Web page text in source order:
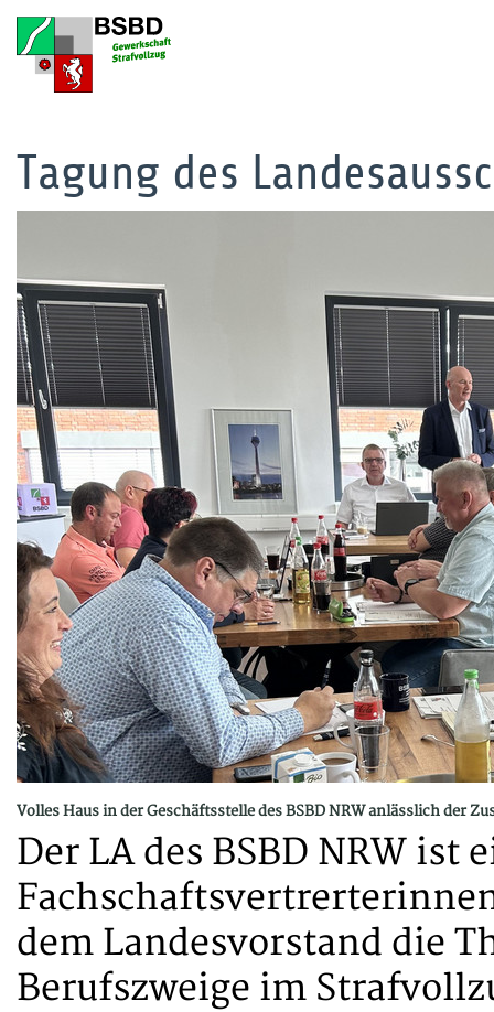
Tagung des
Volles Haus in der Geschäftsstelle des BSBD NRW anlässlich der
Der LA des BSBD NRW
dem Landesvorstand die
Berufszweige im